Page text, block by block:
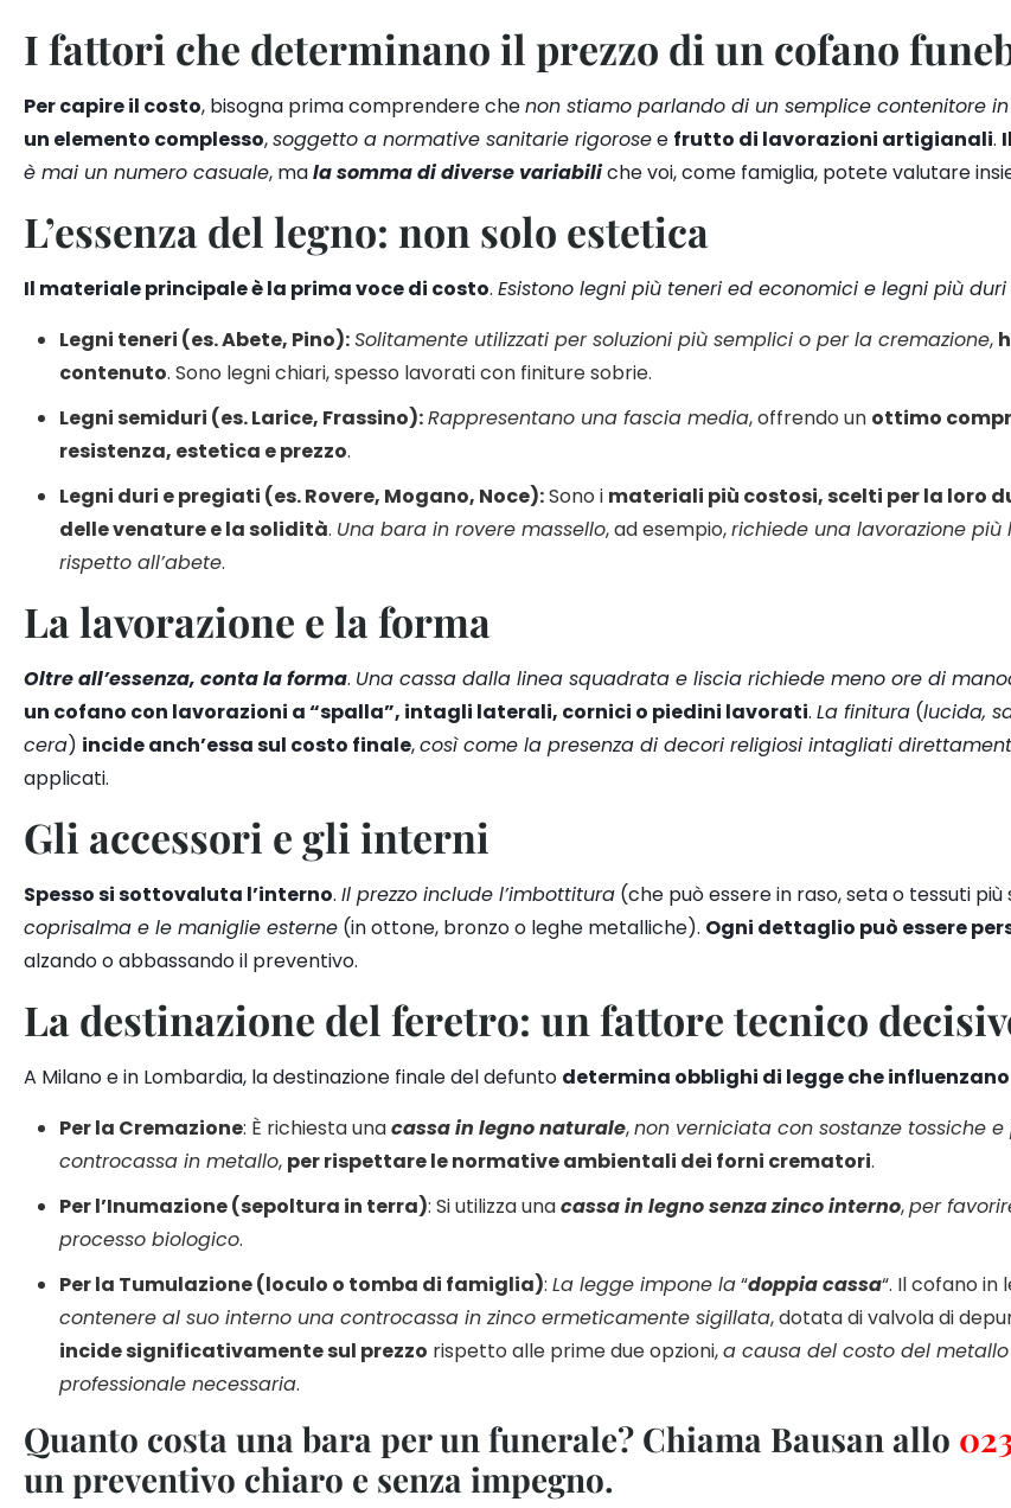
I fattori che determinano il prezzo di un cofano
Per capire il costo, bisogna prima comprendere chenon stiamo parlando di un semplice contenitore
un elemento complesso,soggetto a normative sanitarie rigorosee frutto di lavorazioni artigianali.
è mai un numero casuale, mala somma di diverse variabiliche voi, come famiglia, potete valutare
L’essenza del legno: non solo estetica
Il materiale principale è la prima voce di costo.Esistono legni più teneri ed economici e legni più
Legni teneri (es. Abete, Pino):Solitamente utilizzati per soluzioni più semplici o per la cremazione,
contenuto. Sono legni chiari, spesso lavorati con finiture sobrie.
Legni semiduri (es. Larice, Frassino):Rappresentano una fascia media, offrendo un ottimo
resistenza, estetica e prezzo.
Legni duri e pregiati (es. Rovere, Mogano, Noce):Sono i materiali più costosi, scelti per la loro
delle venature e la solidità. Una bara in rovere massello, ad esempio,richiede una lavorazione
rispetto all’abete.
La lavorazione e la forma
Oltre all’essenza, conta la forma. Una cassa dalla linea squadrata e liscia richiede meno ore di
un cofano con lavorazioni a “spalla”, intagli laterali, cornici o piedini lavorati.La finitura (lucida,
cera) incide anch’essa sul costo finale,così come la presenza di decori religiosi intagliati
applicati.
Gli accessori e gli interni
Spesso si sottovaluta l’interno.Il prezzo include l’imbottitura (che può essere in raso, seta o tessuti
coprisalma e le maniglie esterne (in ottone, bronzo o leghe metalliche). Ogni dettaglio può essere
alzando o abbassando il preventivo.
La destinazione del feretro: un fattore tecnico
A Milano e in Lombardia, la destinazione finale del defunto determina obblighi di legge che
Per la Cremazione: È richiesta unacassa in legno naturale,non verniciata con sostanze tossiche
controcassa in metallo, per rispettare le normative ambientali dei forni crematori.
Per l’Inumazione(sepoltura in terra): Si utilizza unacassa in legno senza zinco interno,per
processo biologico.
Per la Tumulazione(loculo o tomba di famiglia):La legge impone la“doppia cassa“. Il cofano in
contenere al suo interno una controcassa in zinco ermeticamente sigillata, dotata di valvola di
incide significativamente sul prezzo rispetto alle prime due opzioni,a causa del costo del
professionale necessaria.
Quanto costa una bara per un funerale? Chiama Bausan allo
un preventivo chiaro e senza impegno.